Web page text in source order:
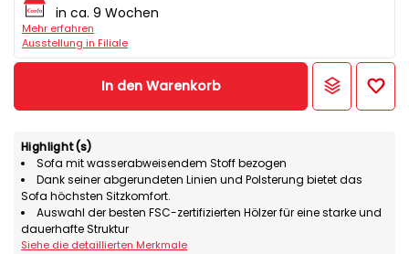
in ca. 9 Wochen
Mehr erfahren
Ausstellung in Filiale
In den Warenkorb
Highlight(s)
Sofa mit wasserabweisendem Stoff bezogen
Dank seiner abgerundeten Linien und Polsterung bietet das
Sofa höchsten Sitzkomfort.
Auswahl der besten FSC-zertifizierten Hölzer für eine starke und
dauerhafte Struktur
Siehe die detaillierten Merkmale